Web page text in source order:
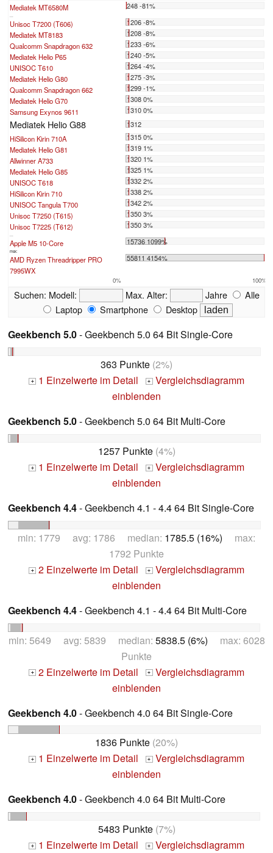
Mediatek MT6580M 248 -81%
...
Unisoc T7200 (T606)
1206 -8%
Mediatek MT8183
1208 -8%
Qualcomm Snapdragon 632
1233 -6%
Mediatek Helio P65
1240 -5%
UNISOC T610
1264 -4%
Mediatek Helio G80
1275 -3%
Qualcomm Snapdragon 662
1299 -1%
Mediatek Helio G70
1308 0%
Samsung Exynos 9611
1310 0%
Mediatek Helio G88
1312
HiSilicon Kirin 710A
1315 0%
Mediatek Helio G81
1319 1%
Allwinner A733
1320 1%
Mediatek Helio G85
1325 1%
UNISOC T618
1332 2%
HiSilicon Kirin 710
1338 2%
UNISOC Tangula T700
1342 2%
Unisoc T7250 (T615)
1350 3%
Unisoc T7225 (T612)
1350 3%
...
Apple M5 10-Core 15736 1099%
max:
AMD Ryzen Threadripper PRO
7995WX
55811 4154%
0% 100%
Suchen: Modell: Max. Alter: Jahre
Alle
Laptop
Smartphone Desktop
Geekbench 5.0- Geekbench 5.0 64 Bit Single-Core
363 Punkte (2%)
+ 1 Einzelwerte im Detail + Vergleichsdiagramm
einblenden
Geekbench 5.0- Geekbench 5.0 64 Bit Multi-Core
1257 Punkte(4%)
+ 1 Einzelwerte im Detail + Vergleichsdiagramm
einblenden
Geekbench 4.4- Geekbench 4.1 - 4.4 64 Bit Single-Core
min: 1779 avg: 1786 median: 1785.5 (16%) max:
1792 Punkte
+ 2 Einzelwerte im Detail + Vergleichsdiagramm
einblenden
Geekbench 4.4- Geekbench 4.1 - 4.4 64 Bit Multi-Core
min: 5649 avg: 5839 median: 5838.5 (6%) max: 6028
Punkte
+ 2 Einzelwerte im Detail + Vergleichsdiagramm
einblenden
Geekbench 4.0- Geekbench 4.0 64 Bit Single-Core
1836 Punkte (20%)
+ 1 Einzelwerte im Detail + Vergleichsdiagramm
einblenden
Geekbench 4.0- Geekbench 4.0 64 Bit Multi-Core
5483 Punkte(7%)
+ 1 Einzelwerte im Detail + Vergleichsdiagramm